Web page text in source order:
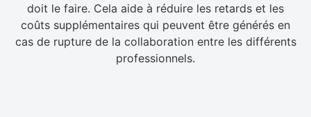
doit le faire. Cela aide à réduire les retards et les
coûts supplémentaires qui peuvent être générés en
cas de rupture de la collaboration entre les différents
professionnels.